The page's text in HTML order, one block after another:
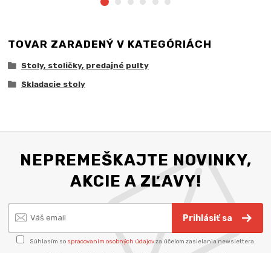
TOVAR ZARADENÝ V KATEGÓRIÁCH
Stoly, stoličky, predajné pulty
Skladacie stoly
NEPREMEŠKAJTE NOVINKY,
AKCIE A ZĽAVY!
Prihlásiť sa
Súhlasím so spracovaním osobných údajovza účelom zasielania newslettera.